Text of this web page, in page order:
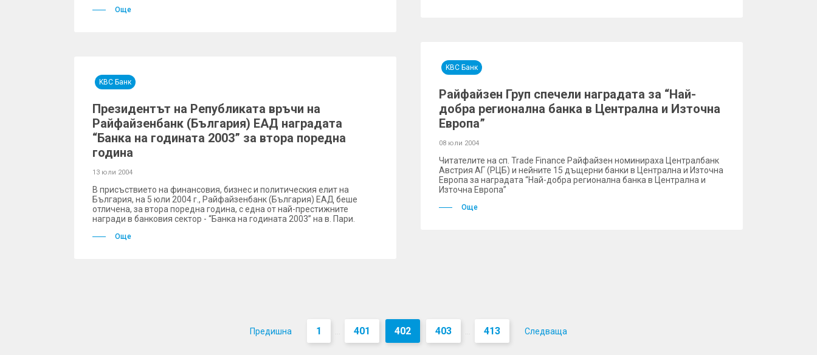
Още
KBC Банк
Президентът на Републиката връчи на
Райфайзенбанк (България) ЕАД наградата
“Банка на годината 2003” за втора поредна
година
13 юли 2004
В присъствието на финансовия, бизнес и политическия елит на
България, на 5 юли 2004 г., Райфайзенбанк (България) ЕАД беше
отличена, за втора поредна година, с една от най-престижните
награди в банковия сектор - “Банка на годината 2003” на в. Пари.
Още
KBC Банк
Райфайзен Груп спечели наградата за “Най-
добра регионална банка в Централна и Източна
Европа”
08 юли 2004
Читателите на сп. Trade Finance Райфайзен номинираха Централбанк
Австрия АГ (РЦБ) и нейните 15 дъщерни банки в Централна и Източна
Европа за наградата “Най-добра регионална банка в Централна и
Източна Европа”
Още
Предишна 1 ... 401 402 403 ... 413 Следваща